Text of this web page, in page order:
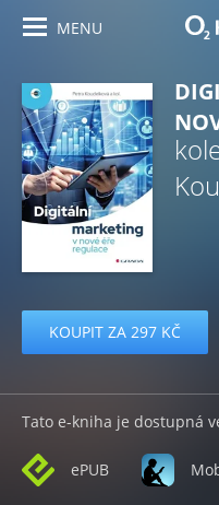
MENU
KOUPIT ZA 297 KČ
Tato e-kniha je dostupná
ePUB